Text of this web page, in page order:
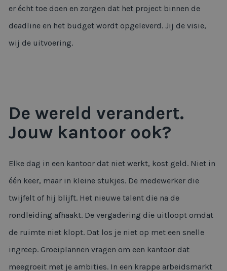
wij de uitvoering.
Jouw kantoor ook?
Elke dag in een kantoor dat niet werkt, kost geld. Niet in
twijfelt of hij blijft. Het nieuwe talent die na de
rondleiding afhaakt. De vergadering die uitloopt omdat
de ruimte niet klopt. Dat los je niet op met een snelle
ingreep. Groeiplannen vragen om een kantoor dat
meegroeit met je ambities. In een krappe arbeidsmarkt
is je werkplek een wervingstool die je niet kunt negeren.